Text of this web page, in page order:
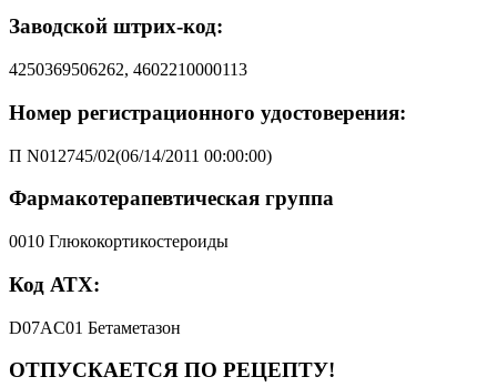
Заводской штрих-код:
4250369506262, 4602210000113
Номер регистрационного удостоверения:
П N012745/02(06/14/2011 00:00:00)
Фармакотерапевтическая группа
0010 Глюкокортикостероиды
Код АТХ:
D07AC01 Бетаметазон
ОТПУСКАЕТСЯ ПО РЕЦЕПТУ!